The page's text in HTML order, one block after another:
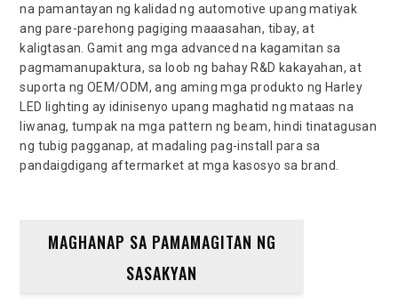
na pamantayan ng kalidad ng automotive upang matiyak
ang pare-parehong pagiging maaasahan, tibay, at
kaligtasan. Gamit ang mga advanced na kagamitan sa
pagmamanupaktura, sa loob ng bahay R&D kakayahan, at
suporta ng OEM/ODM, ang aming mga produkto ng Harley
LED lighting ay idinisenyo upang maghatid ng mataas na
liwanag, tumpak na mga pattern ng beam, hindi tinatagusan
ng tubig pagganap, at madaling pag-install para sa
pandaigdigang aftermarket at mga kasosyo sa brand.
MAGHANAP SA PAMAMAGITAN NG
SASAKYAN